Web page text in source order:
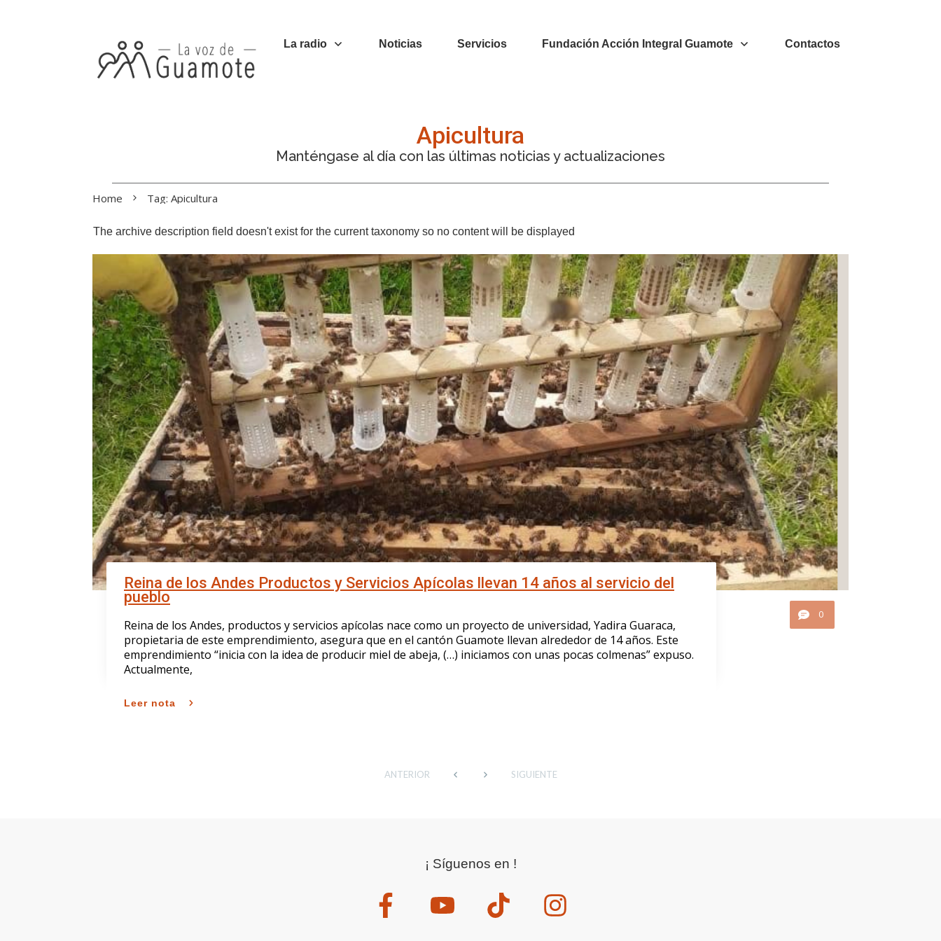
La radio Noticias Servicios Fundación Acción Integral Guamote Contactos
Apicultura
Manténgase al día con las últimas noticias y actualizaciones
Home Tag: Apicultura
The archive description field doesn't exist for the current taxonomy so no content will be displayed
Reina de los Andes Productos y Servicios Apícolas llevan 14 años al servicio del
pueblo
Reina de los Andes, productos y servicios apícolas nace como un proyecto de universidad, Yadira Guaraca,
propietaria de este emprendimiento, asegura que en el cantón Guamote llevan alrededor de 14 años. Este
emprendimiento “inicia con la idea de producir miel de abeja, (…) iniciamos con unas pocas colmenas” expuso.
Actualmente,
Leer nota
0
ANTERIOR SIGUIENTE
¡ Síguenos en !